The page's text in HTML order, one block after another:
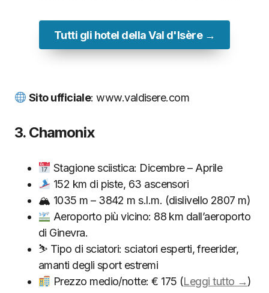
Tutti gli hotel della Val d'Isère →
Sito ufficiale: www.valdisere.com
3. Chamonix
Stagione sciistica: Dicembre – Aprile
152 km di piste, 63 ascensori
🏔 1035 m – 3842 m s.l.m. (dislivello 2807 m)
Aeroporto più vicino: 88 km dall’aeroporto
di Ginevra.
⛷ Tipo di sciatori: sciatori esperti, freerider,
amanti degli sport estremi
Prezzo medio/notte: € 175 (Leggi tutto →)